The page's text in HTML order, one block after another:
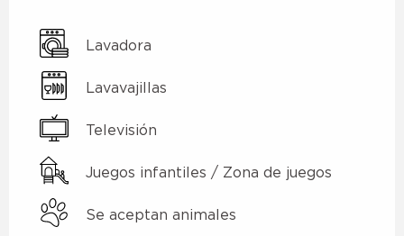
Lavadora
Lavavajillas
Televisión
Juegos infantiles / Zona de juegos
Se aceptan animales